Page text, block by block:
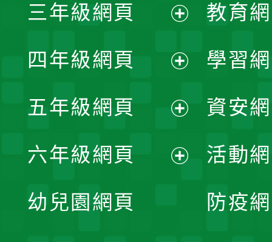
選
單
開
選
單
三年級網頁
開
選
單
四年級網頁
開
選
五年級網頁
開
六年級網頁
幼兒園網頁
教育
學習
資安
活動
防疫